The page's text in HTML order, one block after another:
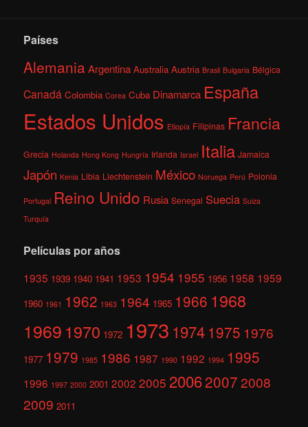
Países
AlemaniaArgentina Australia Austria Brasil Bulgaria Bélgica
Canadá Colombia Corea Cuba Dinamarca España
Estados Unidos Etiopía Filipinas Francia
Grecia Holanda Hong Kong Hungría Irlanda Israel Italia Jamaica
Japón Kenia Libia Liechtenstein México Noruega Perú Polonia
Portugal Reino Unido Rusia Senegal Suecia Suiza
Turquía
Películas por años
1935 1939 1940 1941 1953 1954 1955 1956 1958 1959
1960 1961 1962 1963 1964 1965 1966 1968
1969 1970 1972 1973 1974 1975 1976
1977 1979 1985 1986 1987 1990 1992 1994 1995
1996 1997 2000 2001 2002 2005 200620072008
2009 2011